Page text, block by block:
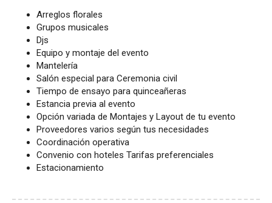
Arreglos florales
Grupos musicales
Djs
Equipo y montaje del evento
Mantelería
Salón especial para Ceremonia civil
Tiempo de ensayo para quinceañeras
Estancia previa al evento
Opción variada de Montajes y Layout de tu evento
Proveedores varios según tus necesidades
Coordinación operativa
Convenio con hoteles Tarifas preferenciales
Estacionamiento